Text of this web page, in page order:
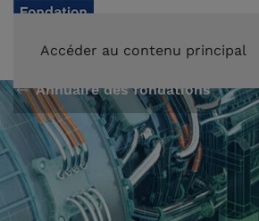
Accéder au contenu principal
Annuaire des fondations